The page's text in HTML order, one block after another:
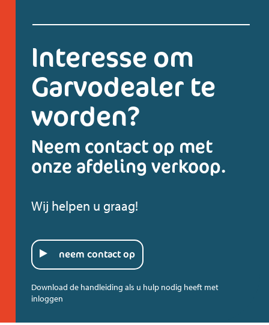
Interesse om
Garvodealer te
worden?
Neem contact op met
onze afdeling verkoop.
Wij helpen u graag!
neem contact op
Download de handleiding als u hulp nodig heeft met
inloggen